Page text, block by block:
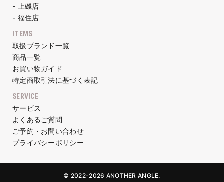
- 上磯店
- 福住店
ITEMS
取扱ブランド一覧
商品一覧
お買い物ガイド
特定商取引法に基づく表記
SERVICE
サービス
よくあるご質問
ご予約・お問い合わせ
プライバシーポリシー
© 2022-2026 ANOTHER ANGLE.